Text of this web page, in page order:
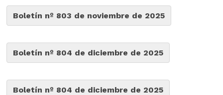
Boletín nº 803 de noviembre de 2025
Boletín nº 804 de diciembre de 2025
Boletín nº 804 de diciembre de 2025